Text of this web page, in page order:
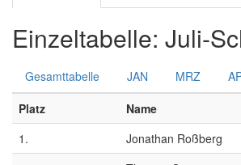
Einzeltabelle: Juli-
Gesamttabelle JAN MRZ
Platz
Name
1.
Jonathan Roßberg